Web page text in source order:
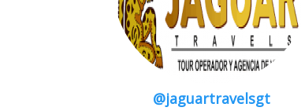
@jaguartravelsgt